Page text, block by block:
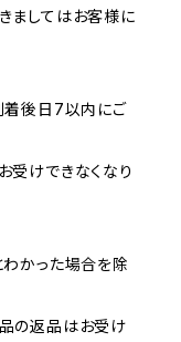
ましてはお客様に
着後日7以内にご
受けできなくなり
かった場合を除
の返品はお受け